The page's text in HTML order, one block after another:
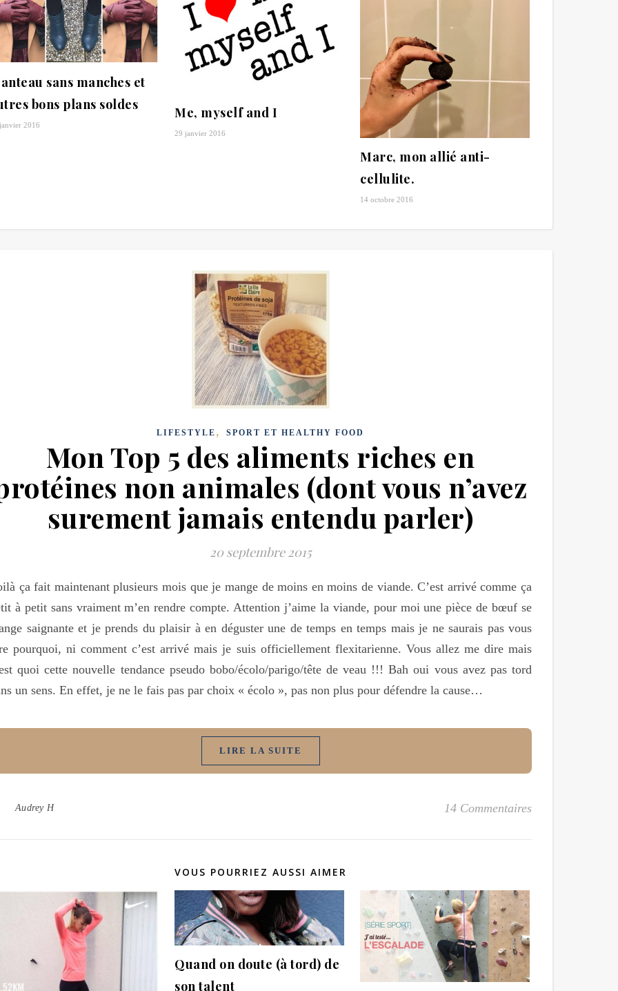
sans manches et
bons plans soldes
2016
Me, myself and I
29 janvier 2016
Marc, mon allié anti-
cellulite.
14 octobre 2016
LIFESTYLE , SPORT ET HEALTHY FOOD
Mon Top 5 des aliments riches en
non animales (dont vous n’avez
surement jamais entendu parler)
20 septembre 2015
ça fait maintenant plusieurs mois que je mange de moins en moins de viande. C’est arrivé comme ça
à petit sans vraiment m’en rendre compte. Attention j’aime la viande, pour moi une pièce de bœuf se
saignante et je prends du plaisir à en déguster une de temps en temps mais je ne saurais pas vous
pourquoi, ni comment c’est arrivé mais je suis officiellement flexitarienne. Vous allez me dire mais
quoi cette nouvelle tendance pseudo bobo/écolo/parigo/tête de veau !!! Bah oui vous avez pas tord
un sens. En effet, je ne le fais pas par choix « écolo », pas non plus pour défendre la cause…
LIRE LA SUITE
Audrey H 14 Commentaires
VOUS POURRIEZ AUSSI AIMER
Quand on doute (à tord) de
son talent